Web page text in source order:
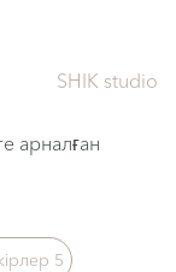
SHIK studio
арналған
5